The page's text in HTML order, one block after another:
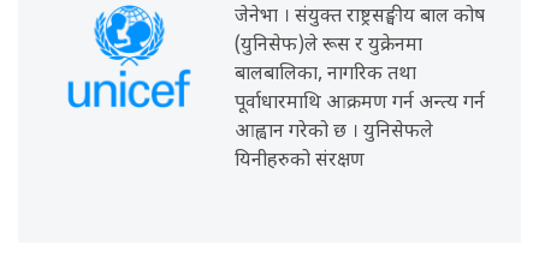
जेनेभा । संयुक्त राष्ट्रसङ्घीय बाल कोष
(युनिसेफ)ले रूस र युक्रेनमा
बालबालिका, नागरिक तथा
पूर्वाधारमाथि आक्रमण गर्न अन्त्य गर्न
आह्वान गरेको छ । युनिसेफले
यिनीहरुको संरक्षण